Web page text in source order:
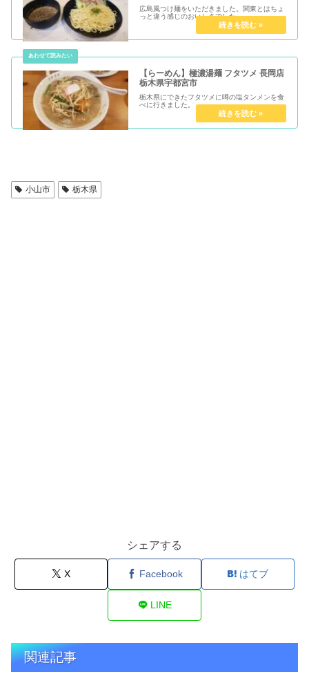
広島風つけ麺をいただきました。関東とはちょ
っと違う感じのおいしさでした。
【らーめん】極濃湯麺 フタツメ 長岡店
栃木県宇都宮市
栃木県にできたフタツメに噂の塩タンメンを食
べに行きました。
小山市 栃木県
シェアする
X Facebook はてブ
LINE
関連記事